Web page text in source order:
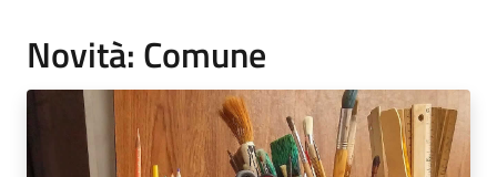
Novità: Comune